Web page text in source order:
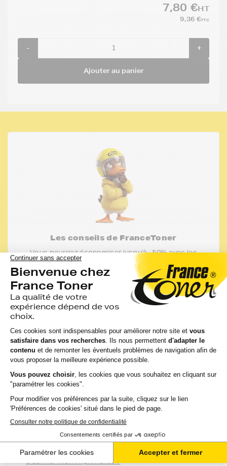
7,80 €HT
9,36 €TTC
- +
Ajouter au panier
Les conseils de FranceToner
Vous pourriez économiser jusqu'à -50% avec les
cartouches, rubans et accessoires compatibles
France Toner.
Toutes nos cartouches d'encre FranceToner sont
100% compatibles avec votre imprimante,
sélectionnées pour la qualité de l'encre et garanties
J'en profite
Aide & conseils
Qu'est ce qu'une cartouche compatible ?
Est ce qu'utiliser une cartouche compatible risque
d'abimer mon imprimante ?